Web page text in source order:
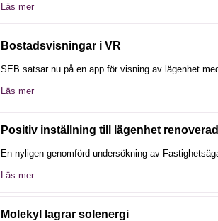
Läs mer
Bostadsvisningar i VR
SEB satsar nu på en app för visning av lägenhet
Läs mer
Positiv inställning till lägenhet
En nyligen genomförd undersökning av
Läs mer
Molekyl lagrar solenergi